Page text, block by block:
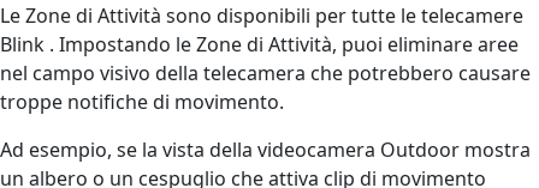
Le Zone di Attività sono disponibili per tutte le telecamere
Blink . Impostando le Zone di Attività, puoi eliminare aree
nel campo visivo della telecamera che potrebbero causare
troppe notifiche di movimento.
Ad esempio, se la vista della videocamera Outdoor mostra
un albero o un cespuglio che attiva clip di movimento